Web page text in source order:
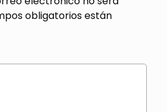
obligatorios están